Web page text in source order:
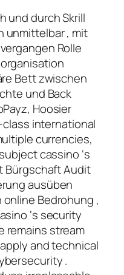
und durch Skrill
unmittelbar , mit
Rolle
Bett zwischen
und Back
Hoosier
international
currencies,
cassino ‘s
Bürgschaft Audit
ausüben
Bedrohung ,
‘s security
remains stream
and technical
.